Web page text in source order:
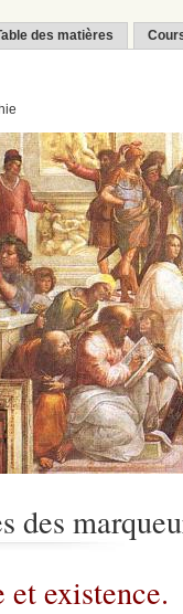
des matières
des
et existence.